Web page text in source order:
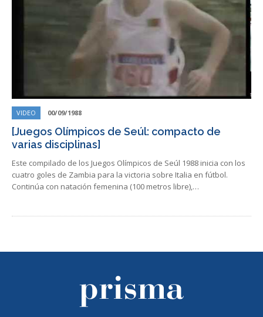
VIDEO 00/09/1988
[Juegos Olímpicos de Seúl: compacto de
varias disciplinas]
Este compilado de los Juegos Olímpicos de Seúl 1988 inicia con los
cuatro goles de Zambia para la victoria sobre Italia en fútbol.
Continúa con natación femenina (100 metros libre),…